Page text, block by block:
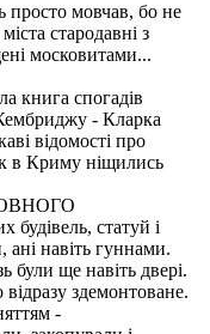
просто мовчав, бо не
стародавні з
московитами...
книга спогадів
Кембриджу - Кларка
відомості про
в Криму ніщились
статуй і
ані навіть гуннами.
були ще навіть двері.
здемонтоване.
-